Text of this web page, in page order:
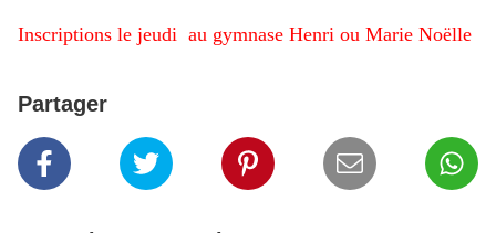
Inscriptions le jeudi au gymnase Henri ou Marie Noëlle
Partager